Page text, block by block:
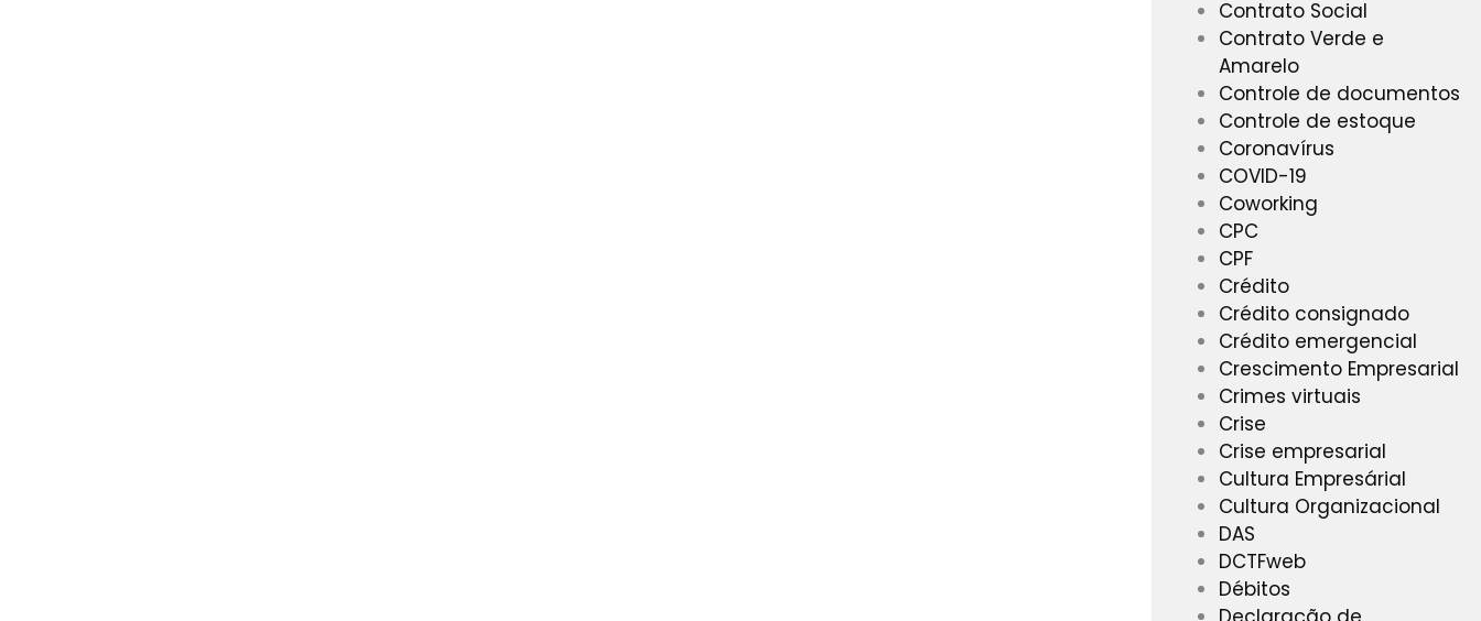
Contrato Social
Contrato Verde e
Amarelo
Controle de documentos
Controle de estoque
Coronavírus
COVID-19
Coworking
CPC
CPF
Crédito
Crédito consignado
Crédito emergencial
Crescimento Empresarial
Crimes virtuais
Crise
Crise empresarial
Cultura Empresárial
Cultura Organizacional
DAS
DCTFweb
Débitos